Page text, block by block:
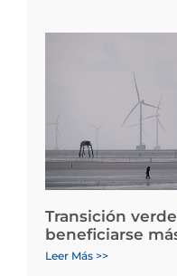
Transición
beneficiarse
Leer Más >>